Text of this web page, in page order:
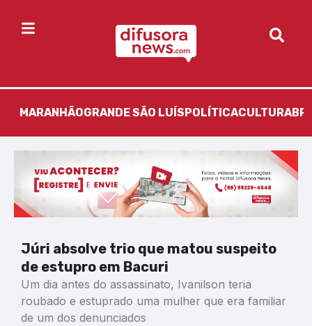
MARANHÃOGRANDE SÃO LUÍS POLÍTICACULTURA
Júri absolve trio que matou suspeito
de estupro em Bacuri
Um dia antes do assassinato, Ivanilson teria
roubado e estuprado uma mulher que era familiar
de um dos denunciados